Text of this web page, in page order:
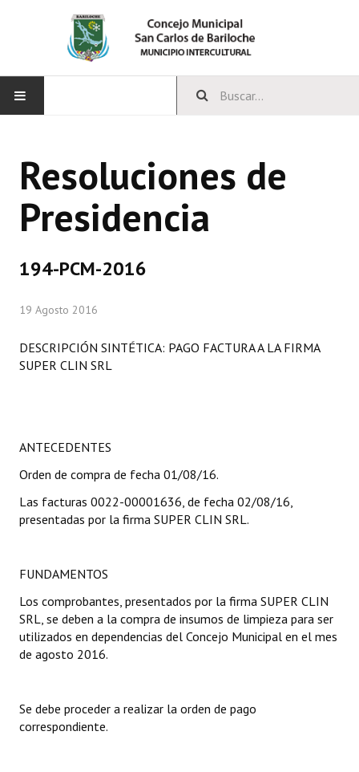
CONCEJO
Bloques Políticos
Comisiones Permanentes
Comisiones Especiales
Concejales Mandato Cumplido
Constitución Nacional
Constitución Provincial
Carta Orgánica 2007
Digesto
Organigrama
DOCUMENTOS
Proyectos Presentados
Resoluciones de
Presidencia
194-PCM-2016
19 Agosto 2016
DESCRIPCIÓN SINTÉTICA: PAGO FACTURA A LA FIRMA
SUPER CLIN SRL
ANTECEDENTES
Orden de compra de fecha 01/08/16.
Las facturas 0022-00001636, de fecha 02/08/16,
presentadas por la firma SUPER CLIN SRL.
FUNDAMENTOS
Los comprobantes, presentados por la firma SUPER CLIN
SRL, se deben a la compra de insumos de limpieza para ser
utilizados en dependencias del Concejo Municipal en el mes
de agosto 2016.
Se debe proceder a realizar la orden de pago
correspondiente.